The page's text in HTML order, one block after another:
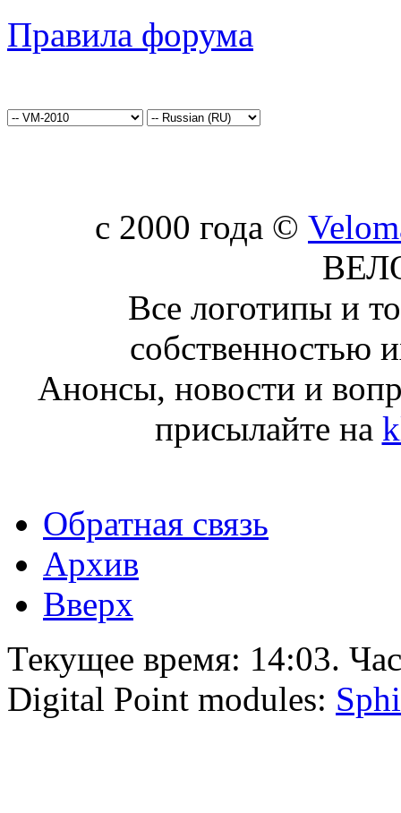
Правила форума
c 2000 года ©
Все логотипы и
собственностью
Анонсы, новости и
присылайте на
Обратная связь
Архив
Вверх
Текущее время: 14:03.
Digital Point modules: